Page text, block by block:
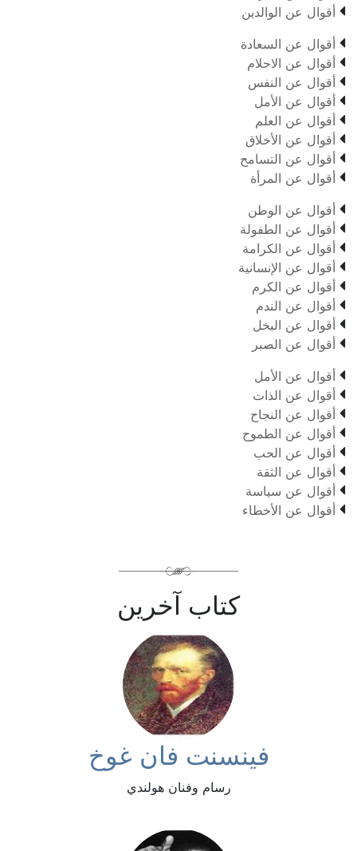
 أقوال عن الوالدين
 أقوال عن السعادة
 أقوال عن الاحلام
 أقوال عن النفس
 أقوال عن الأمل
 أقوال عن العلم
 أقوال عن الأخلاق
 أقوال عن التسامح
 أقوال عن المرأة
 أقوال عن الوطن
 أقوال عن الطفولة
 أقوال عن الكرامة
 أقوال عن الإنسانية
 أقوال عن الكرم
 أقوال عن الندم
 أقوال عن البخل
 أقوال عن الصبر
 أقوال عن الأمل
 أقوال عن الذات
 أقوال عن النجاح
 أقوال عن الطموح
 أقوال عن الحب
 أقوال عن الثقة
 أقوال عن سياسة
 أقوال عن الأخطاء
كتاب آخرين
فينسنت فان غوخ
رسام وفنان هولندي